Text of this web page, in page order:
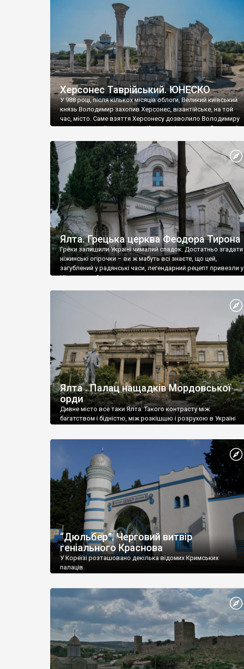
візантійської доби. Раритети викрадені з фондів об’єкту
культурної спадщини ЮНЕСКО «Херсонеса Таврійського».
Офіційно – на виставку «Золото Візантії», але експерти та
влада в Україні вважають це лише […]
Херсонес Таврійський. ЮНЕСКО
У 988 році, після кількох місяців облоги, Великий київський
князь Володимир захопив Херсонес, візантійське, на той
час, місто. Саме взяття Херсонесу дозволило Володимиру
диктувати свої умови візантійському імператору Василю ІІ,
Херсонесі Володимир-язичник, став Василем-
християнином. А потім було Хрещення Русі. На честь
Херсонесу Таврійського названо місто […]
Ялта. Грецька церква Феодора Тирона
Греки залишили Україні чималий спадок. Достатньо згадати
ніжинські огірочки – ви ж мабуть всі знаєте, що цей,
загублений у радянські часи, легендарний рецепт привезли у
Ніжин греки?
Ялта . Палац нащадків Мордовської
орди
Дивне місто все таки Ялта. Такого контрасту між
багатством і бідністю, між розкішшю і розрухою в Україні
“Дюльбер”. Черговий витвір
геніального Краснова
У Кореїзі розташовано декілька відомих Кримських
палаців.